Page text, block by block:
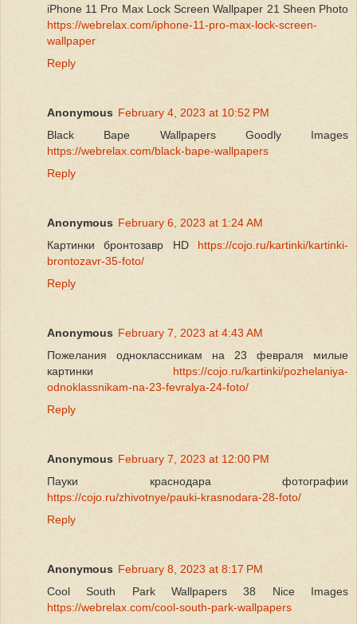
iPhone 11 Pro Max Lock Screen Wallpaper 21 Sheen Photo
https://webrelax.com/iphone-11-pro-max-lock-screen-
wallpaper
Reply
Anonymous February 4, 2023 at 10:52 PM
Black Bape Wallpapers Goodly Images
https://webrelax.com/black-bape-wallpapers
Reply
Anonymous February 6, 2023 at 1:24 AM
Картинки бронтозавр HD https://cojo.ru/kartinki/kartinki-
brontozavr-35-foto/
Reply
Anonymous February 7, 2023 at 4:43 AM
Пожелания одноклассникам на 23 февраля милые
картинки https://cojo.ru/kartinki/pozhelaniya-
odnoklassnikam-na-23-fevralya-24-foto/
Reply
Anonymous February 7, 2023 at 12:00 PM
Пауки краснодара фотографии
https://cojo.ru/zhivotnye/pauki-krasnodara-28-foto/
Reply
Anonymous February 8, 2023 at 8:17 PM
Cool South Park Wallpapers 38 Nice Images
https://webrelax.com/cool-south-park-wallpapers